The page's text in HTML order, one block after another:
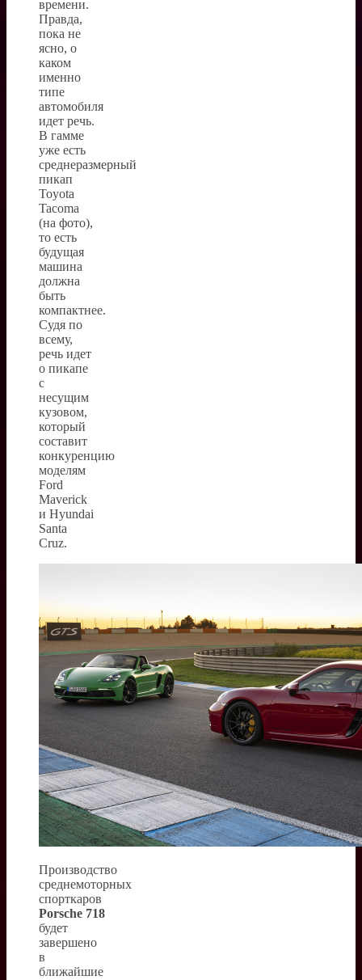
времени.
Правда,
пока не
ясно, о
каком
именно
типе
автомобиля
идет речь.
В гамме
уже есть
среднеразмерный
пикап
Toyota
Tacoma
(на фото),
то есть
будущая
машина
должна
быть
компактнее.
Судя по
всему,
речь идет
о пикапе
с
несущим
кузовом,
который
составит
конкуренцию
моделям
Ford
Maverick
и Hyundai
Santa
Cruz.
Производство
среднемоторных
спорткаров
Porsche 718
будет
завершено
в
ближайшие